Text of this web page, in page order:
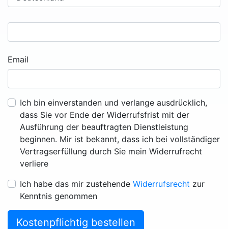
Email
Ich bin einverstanden und verlange ausdrücklich,
dass Sie vor Ende der Widerrufsfrist mit der
Ausführung der beauftragten Dienstleistung
beginnen. Mir ist bekannt, dass ich bei vollständiger
Vertragserfüllung durch Sie mein Widerrufrecht
verliere
Ich habe das mir zustehende Widerrufsrecht zur
Kenntnis genommen
Kostenpflichtig bestellen